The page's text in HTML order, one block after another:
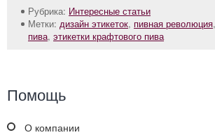
Рубрика: Интересные статьи
Метки: дизайн этикеток, пивная революция,
пива, этикетки крафтового пива
Помощь
О компании